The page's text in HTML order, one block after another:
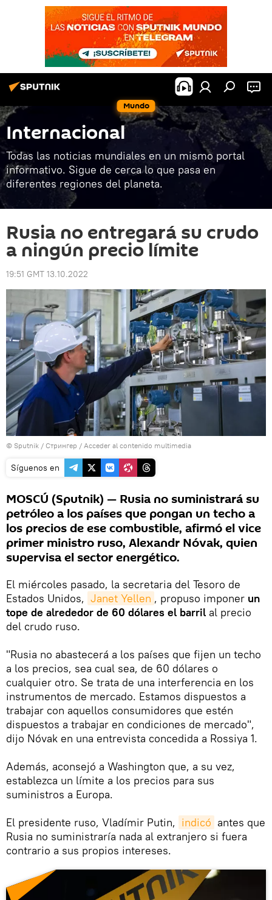
Mundo
Internacional
Todas las noticias mundiales en un mismo portal
informativo. Sigue de cerca lo que pasa en
diferentes regiones del planeta.
Rusia no entregará su crudo
a ningún precio límite
19:51 GMT 13.10.2022
© Sputnik / Стрингер / Acceder al contenido multimedia
Síguenos en
MOSCÚ (Sputnik) — Rusia no suministrará su
petróleo a los países que pongan un techo a
los precios de ese combustible, afirmó el vice
primer ministro ruso, Alexandr Nóvak, quien
supervisa el sector energético.
El miércoles pasado, la secretaria del Tesoro de
Estados Unidos, Janet Yellen , propuso imponer un
tope de alrededor de 60 dólares el barril al precio
del crudo ruso.
"Rusia no abastecerá a los países que fijen un techo
a los precios, sea cual sea, de 60 dólares o
cualquier otro. Se trata de una interferencia en los
instrumentos de mercado. Estamos dispuestos a
trabajar con aquellos consumidores que estén
dispuestos a trabajar en condiciones de mercado",
dijo Nóvak en una entrevista concedida a Rossiya 1.
Además, aconsejó a Washington que, a su vez,
establezca un límite a los precios para sus
suministros a Europa.
El presidente ruso, Vladímir Putin, indicó antes que
Rusia no suministraría nada al extranjero si fuera
contrario a sus propios intereses.